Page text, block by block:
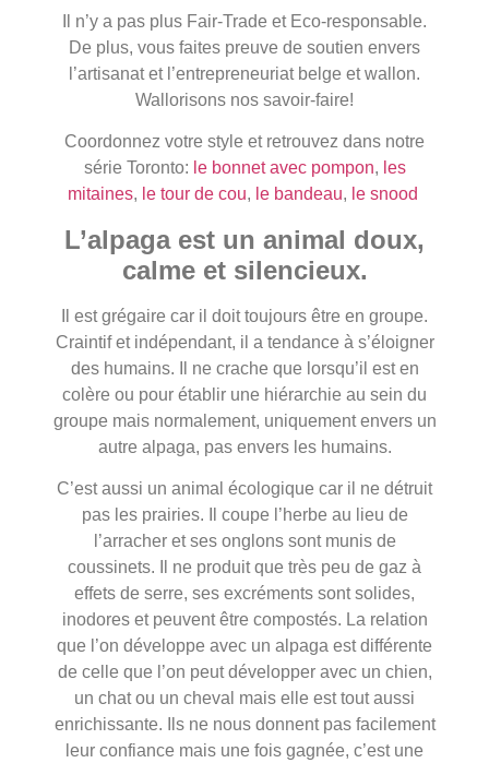
Il n’y a pas plus Fair-Trade et Eco-responsable.
De plus, vous faites preuve de soutien envers
l’artisanat et l’entrepreneuriat belge et wallon.
Wallorisons nos savoir-faire!
Coordonnez votre style et retrouvez dans notre
série Toronto: le bonnet avec pompon, les
mitaines, le tour de cou, le bandeau, le snood
L’alpaga est un animal doux,
calme et silencieux.
Il est grégaire car il doit toujours être en groupe.
Craintif et indépendant, il a tendance à s’éloigner
des humains. Il ne crache que lorsqu’il est en
colère ou pour établir une hiérarchie au sein du
groupe mais normalement, uniquement envers un
autre alpaga, pas envers les humains.
C’est aussi un animal écologique car il ne détruit
pas les prairies. Il coupe l’herbe au lieu de
l’arracher et ses onglons sont munis de
coussinets. Il ne produit que très peu de gaz à
effets de serre, ses excréments sont solides,
inodores et peuvent être compostés. La relation
que l’on développe avec un alpaga est différente
de celle que l’on peut développer avec un chien,
un chat ou un cheval mais elle est tout aussi
enrichissante. Ils ne nous donnent pas facilement
leur confiance mais une fois gagnée, c’est une